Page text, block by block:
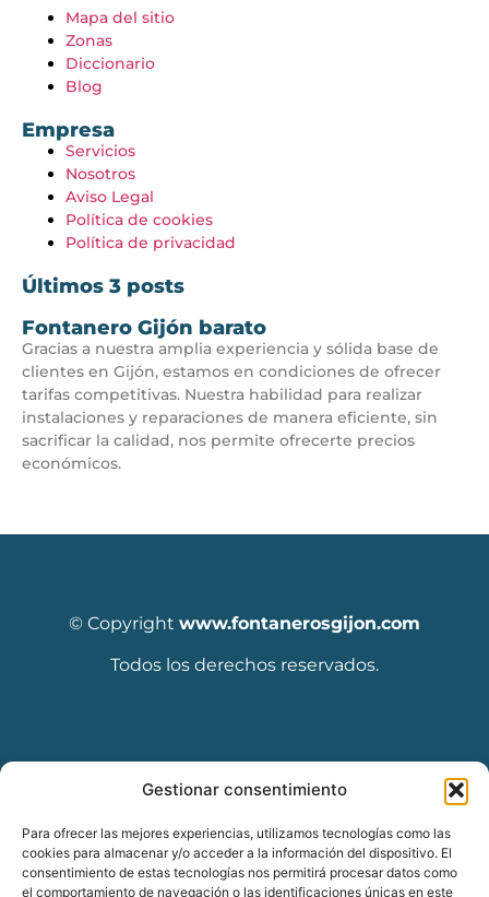
Gestionar consentimiento
Para ofrecer las mejores experiencias, utilizamos tecnologías como las
cookies para almacenar y/o acceder a la información del dispositivo. El
consentimiento de estas tecnologías nos permitirá procesar datos como
el comportamiento de navegación o las identificaciones únicas en este
Mapa del sitio
Zonas
Diccionario
Blog
Empresa
Servicios
Nosotros
Aviso Legal
Política de cookies
Política de privacidad
Últimos 3 posts
Fontanero Gijón barato
Gracias a nuestra amplia experiencia y sólida base de
clientes en Gijón, estamos en condiciones de ofrecer
tarifas competitivas. Nuestra habilidad para realizar
instalaciones y reparaciones de manera eficiente, sin
sacrificar la calidad, nos permite ofrecerte precios
económicos.
© Copyright www.fontanerosgijon.com
Todos los derechos reservados.